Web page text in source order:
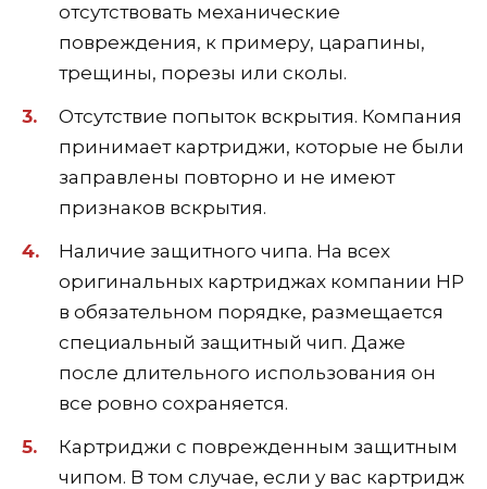
отсутствовать механические
повреждения, к примеру, царапины,
трещины, порезы или сколы.
Отсутствие попыток вскрытия. Компания
принимает картриджи, которые не были
заправлены повторно и не имеют
признаков вскрытия.
Наличие защитного чипа. На всех
оригинальных картриджах компании НР
в обязательном порядке, размещается
специальный защитный чип. Даже
после длительного использования он
все ровно сохраняется.
Картриджи с поврежденным защитным
чипом. В том случае, если у вас картридж